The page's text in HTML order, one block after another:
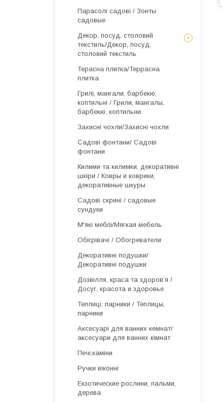
Парасолі садові / Зонты
садовые
Декор, посуд, столовий
текстиль/Декор, посуд,
столовий текстиль
Терасна плитка/Террасна
плитка
Грилі, мангали, барбекю,
коптильні / Грили, мангалы,
барбекю, коптильни
Захисні чохли/Захисні чохли
Садові фонтани/ Садові
фонтани
Килими та килимки, декоративні
шкіри / Ковры и коврики,
декоративные шкуры
Садові скрині / садовые
сундуки
М'які меблі/Мягкая мебель
Обігрівачі / Обогреватели
Декоративні подушки/
Декоративні подушки
Дозвілля, краса та здоров’я /
Досуг, красота и здоровье
Теплиці, парники / Теплицы,
парники
Аксесуарі для ванних кемнат/
аксесуари для ванних кімнат
Печі,каміни
Ручки віконні
Екзотические рослини, пальми,
дерева